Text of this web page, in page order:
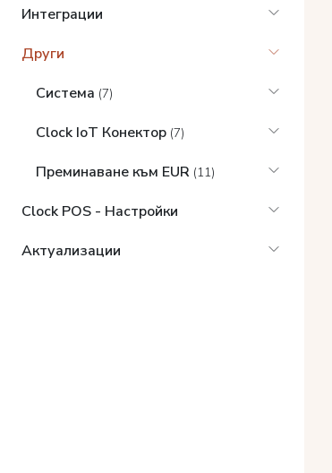
Интеграции
Други
Система (7)
Clock IoT Конектор (7)
Преминаване към EUR (11)
Clock POS - Настройки
Актуализации